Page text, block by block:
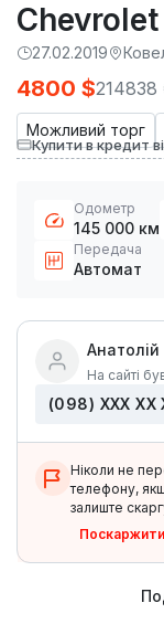
27.02.2019
Можливий торг
4800 $214838
Купити в кредит
Одометр
145 000 км
Передача
Автомат
Анатолій
На сайті
(098) ХХХ ХХ
Ніколи не
телефону,
залиште